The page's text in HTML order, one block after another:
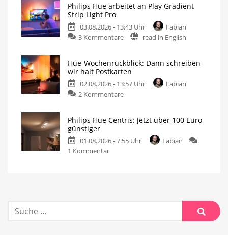
Philips Hue arbeitet an Play Gradient
Strip Light Pro
03.08.2026 - 13:43 Uhr
Fabian
3 Kommentare
read in English
Hue-Wochenrückblick: Dann schreiben
wir halt Postkarten
02.08.2026 - 13:57 Uhr
Fabian
2 Kommentare
Philips Hue Centris: Jetzt über 100 Euro
günstiger
01.08.2026 - 7:55 Uhr
Fabian
1 Kommentar